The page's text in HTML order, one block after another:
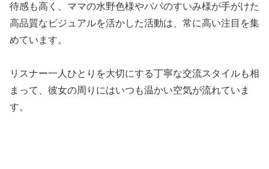
待感も高く、ママの水野色様やパパのすいみ様が手がけた
高品質なビジュアルを活かした活動は、常に高い注目を集
めています。
リスナー一人ひとりを大切にする丁寧な交流スタイルも相
まって、彼女の周りにはいつも温かい空気が流れていま
す。